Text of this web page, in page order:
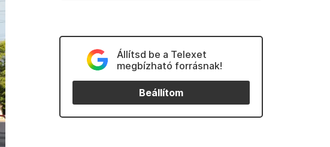
Állítsd be a Telexet
megbízható forrásnak!
Beállítom